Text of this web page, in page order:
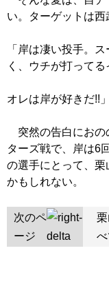
い。ターゲットは西
「岸は凄い投手。
く、ウチが打ってる
オレは岸が好きだ!!」
突然の告白におの
ターズ戦で、岸は6
の選手にとって、
かもしれない。
次のペ
ージ
べ